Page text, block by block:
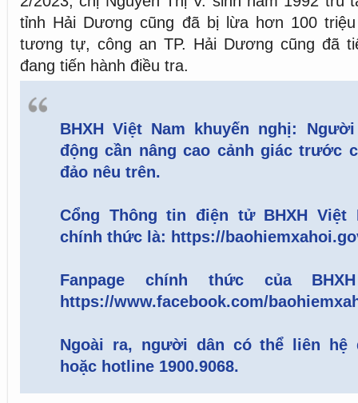
tỉnh Hải Dương cũng đã bị lừa hơn 100
tương tự, công an TP. Hải Dương cũng đã
đang tiến hành điều tra.
BHXH Việt Nam khuyến nghị:
động cần nâng cao cảnh giác trước
đảo nêu trên.
Cổng Thông tin điện tử BHXH Việt
chính thức là: https://
Fanpage chính thức của
https://www.facebook.com/
Ngoài ra, người dân có thể liên hệ
hoặc hotline 1900.9068.